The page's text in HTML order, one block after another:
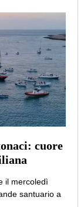
cuore
il mercoledì
santuario a